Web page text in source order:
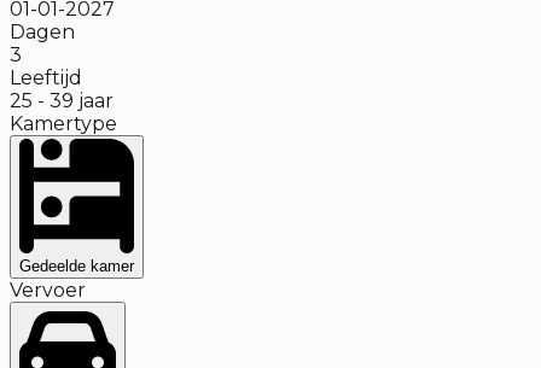
01-01-2027
Dagen
3
Leeftijd
25 - 39 jaar
Kamertype
Gedeelde kamer
Vervoer